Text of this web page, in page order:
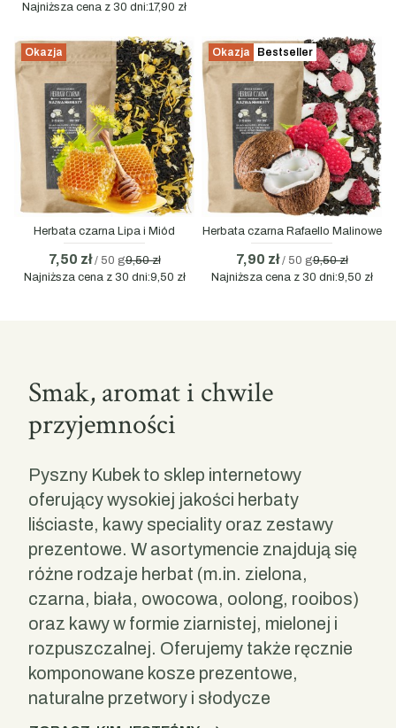
Najniższa cena z 30 dni:17,90 zł
Okazja
Herbata czarna Lipa i Miód
7,50 zł/ 50 g9,50 zł
Najniższa cena z 30 dni:9,50 zł
Okazja Bestseller
Herbata czarna Rafaello Malinowe
7,90 zł/ 50 g9,50 zł
Najniższa cena z 30 dni:9,50 zł
Smak, aromat i chwile
przyjemności
Pyszny Kubek to sklep internetowy
oferujący wysokiej jakości herbaty
liściaste, kawy speciality oraz zestawy
prezentowe. W asortymencie znajdują się
różne rodzaje herbat (m.in. zielona,
czarna, biała, owocowa, oolong, rooibos)
oraz kawy w formie ziarnistej, mielonej i
rozpuszczalnej. Oferujemy także ręcznie
komponowane kosze prezentowe,
naturalne przetwory i słodycze